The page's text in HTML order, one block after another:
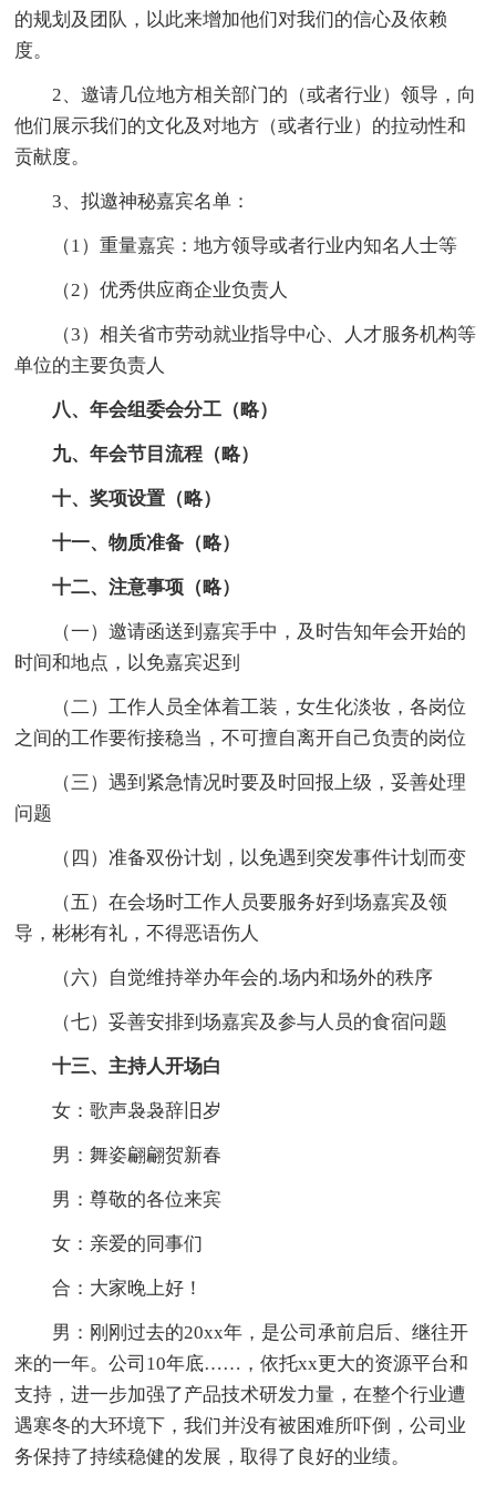
的规划及团队，以此来增加他们对我们的信心及依赖
度。
2、邀请几位地方相关部门的（或者行业）领导，向
他们展示我们的文化及对地方（或者行业）的拉动性和
贡献度。
3、拟邀神秘嘉宾名单：
（1）重量嘉宾：地方领导或者行业内知名人士等
（2）优秀供应商企业负责人
（3）相关省市劳动就业指导中心、人才服务机构等
单位的主要负责人
八、年会组委会分工（略）
九、年会节目流程（略）
十、奖项设置（略）
十一、物质准备（略）
十二、注意事项（略）
（一）邀请函送到嘉宾手中，及时告知年会开始的
时间和地点，以免嘉宾迟到
（二）工作人员全体着工装，女生化淡妆，各岗位
之间的工作要衔接稳当，不可擅自离开自己负责的岗位
（三）遇到紧急情况时要及时回报上级，妥善处理
问题
（四）准备双份计划，以免遇到突发事件计划而变
（五）在会场时工作人员要服务好到场嘉宾及领
导，彬彬有礼，不得恶语伤人
（六）自觉维持举办年会的.场内和场外的秩序
（七）妥善安排到场嘉宾及参与人员的食宿问题
十三、主持人开场白
女：歌声袅袅辞旧岁
男：舞姿翩翩贺新春
男：尊敬的各位来宾
女：亲爱的同事们
合：大家晚上好！
男：刚刚过去的20xx年，是公司承前启后、继往开
来的一年。公司10年底……，依托xx更大的资源平台和
支持，进一步加强了产品技术研发力量，在整个行业遭
遇寒冬的大环境下，我们并没有被困难所吓倒，公司业
务保持了持续稳健的发展，取得了良好的业绩。